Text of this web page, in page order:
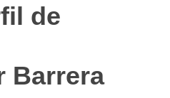
de
Barrera